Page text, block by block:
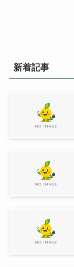
新着記事